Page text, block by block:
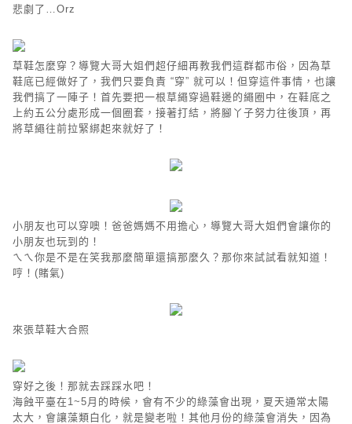
悲劇了…Orz
草鞋怎麼穿？導覽大哥大姐們超仔細再教我們這群都市俗，因為草
鞋底已經做好了，我們只要負責 “穿” 就可以！但穿這件事情，也讓
我們搞了一陣子！首先要把一根草繩穿過鞋邊的繩圈中，在鞋底之
上約五公分處形成一個圈套，接著打結，將腳丫子努力往後頂，再
將草繩往前拉緊綁起來就好了！
小朋友也可以穿噢！爸爸媽媽不用擔心，導覽大哥大姐們會讓你的
小朋友也玩到的！
ㄟㄟ你是不是在笑我那麼簡單還搞那麼久？那你來試試看就知道！
哼！(賭氣)
來張草鞋大合照
穿好之後！那就去踩踩水吧！
海蝕平臺在1~5月的時候，會有不少的綠藻會出現，夏天通常太陽
太大，會讓藻類白化，就是變老啦！其他月份的綠藻會消失，因為